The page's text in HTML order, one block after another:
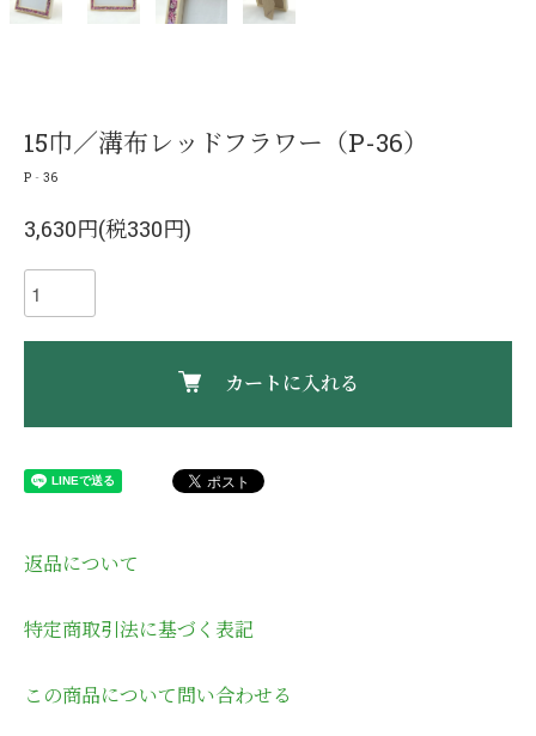
15巾／溝布レッドフラワー（P-36）
P‐36
3,630円(税330円)
カートに入れる
返品について
特定商取引法に基づく表記
この商品について問い合わせる